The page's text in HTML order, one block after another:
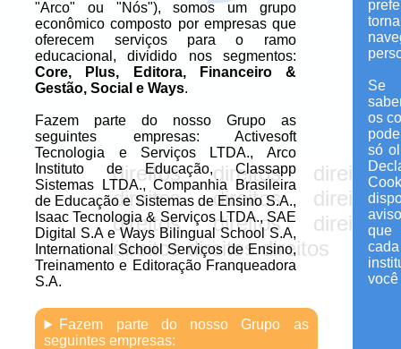
"Arco" ou "Nós"), somos um grupo
econômico composto por empresas que
oferecem serviços para o ramo
educacional, dividido nos segmentos:
Core, Plus, Editora, Financeiro &
Gestão, Social e Ways.
Fazem parte do nosso Grupo as
seguintes empresas: Activesoft
Tecnologia e Serviços LTDA., Arco
Instituto de Educação, Classapp
Sistemas LTDA., Companhia Brasileira
de Educação e Sistemas de Ensino S.A.,
Isaac Tecnologia & Serviços LTDA., SAE
Digital S.A e Ways Bilingual School S.A,
International School Serviços de Ensino,
Treinamento e Editoração Franqueadora
S.A.
Fazem parte do nosso Grupo as
seguintes empresas:
Se
os
só
que
você
direitos direitos direitos
direitos direitos direitos
direitos direitos direitos
direitos direitos direitos
direitos direitos direitos
direitos direitos direitos
direitos direitos direitos
direitos direitos direitos
direitos direitos direitos
direitos direitos direitos